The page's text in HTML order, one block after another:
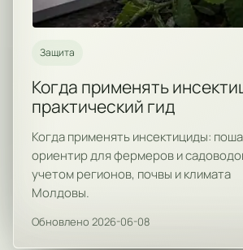
Защита
Когда применять
практический гид
Когда применять инсектициды:
ориентир для фермеров и
учетом регионов, почвы и климата
Молдовы.
Обновлено 2026-06-08